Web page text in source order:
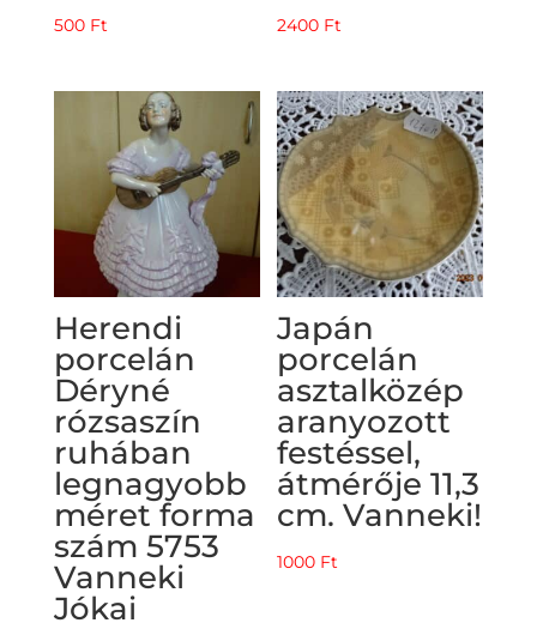
500 Ft 2400 Ft
Herendi
porcelán
Déryné
rózsaszín
ruhában
legnagyobb
méret forma
szám 5753
Vanneki
Jókai
Japán
porcelán
asztalközép
aranyozott
festéssel,
átmérője 11,3
cm. Vanneki!
1000 Ft